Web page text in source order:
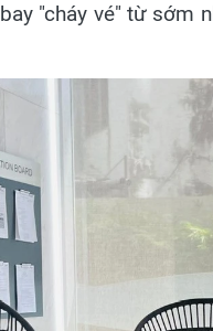
"cháy vé" từ sớm